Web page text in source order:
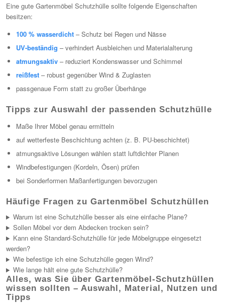
Eine gute Gartenmöbel Schutzhülle sollte folgende Eigenschaften
besitzen:
100 % wasserdicht – Schutz bei Regen und Nässe
UV-beständig – verhindert Ausbleichen und Materialalterung
atmungsaktiv – reduziert Kondenswasser und Schimmel
reißfest – robust gegenüber Wind & Zuglasten
passgenaue Form statt zu großer Überhänge
Tipps zur Auswahl der passenden Schutzhülle
Maße Ihrer Möbel genau ermitteln
auf wetterfeste Beschichtung achten (z. B. PU-beschichtet)
atmungsaktive Lösungen wählen statt luftdichter Planen
Windbefestigungen (Kordeln, Ösen) prüfen
bei Sonderformen Maßanfertigungen bevorzugen
Häufige Fragen zu Gartenmöbel Schutzhüllen
Warum ist eine Schutzhülle besser als eine einfache Plane?
Sollen Möbel vor dem Abdecken trocken sein?
Kann eine Standard-Schutzhülle für jede Möbelgruppe eingesetzt
werden?
Wie befestige ich eine Schutzhülle gegen Wind?
Wie lange hält eine gute Schutzhülle?
Alles, was Sie über Gartenmöbel-Schutzhüllen
wissen sollten – Auswahl, Material, Nutzen und
Tipps